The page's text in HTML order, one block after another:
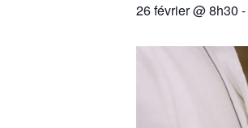
26 février @ 8h30 -